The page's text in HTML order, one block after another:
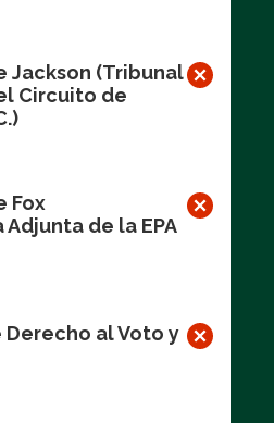
Jackson (Tribunal
Circuito de
Fox
de la EPA
Derecho al Voto y